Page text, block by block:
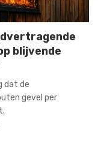
blijvende
dat de
gevel per